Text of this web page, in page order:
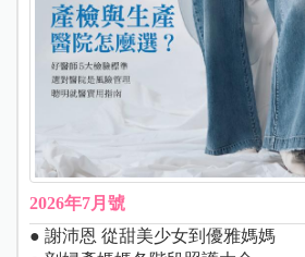
2026年7月號
● 謝沛恩 從甜美少女到優雅媽媽